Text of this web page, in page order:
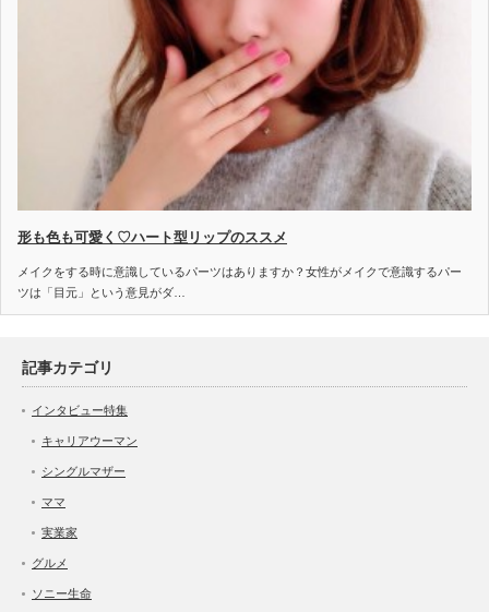
形も色も可愛く♡ハート型リップのススメ
メイクをする時に意識しているパーツはありますか？女性がメイクで意識するパー
ツは「目元」という意見がダ…
記事カテゴリ
インタビュー特集
キャリアウーマン
シングルマザー
ママ
実業家
グルメ
ソニー生命